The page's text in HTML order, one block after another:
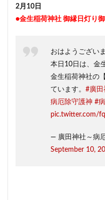
2月10日
●金生稲荷神社 御縁日灯り
おはようござい
本日10日は、金
金生稲荷神社の
ています。 #廣田
病厄除守護神 #
pic.twitter.com/
— 廣田神社～病
September 10,